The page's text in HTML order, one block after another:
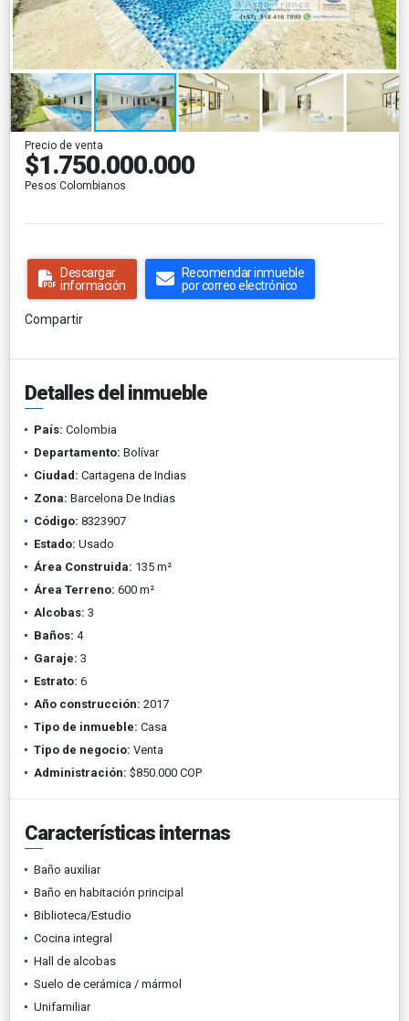
Precio de venta
$1.750.000.000
Pesos Colombianos
Descargar
información
Recomendar inmueble
por correo electrónico
Compartir
Detalles del inmueble
País: Colombia
Departamento: Bolívar
Ciudad: Cartagena de Indias
Zona: Barcelona De Indias
Código: 8323907
Estado: Usado
Área Construida: 135 m²
Área Terreno: 600 m²
Alcobas: 3
Baños: 4
Garaje: 3
Estrato: 6
Año construcción: 2017
Tipo de inmueble: Casa
Tipo de negocio: Venta
Administración: $850.000 COP
Características internas
Baño auxiliar
Baño en habitación principal
Biblioteca/Estudio
Cocina integral
Hall de alcobas
Suelo de cerámica / mármol
Unifamiliar